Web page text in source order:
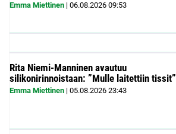
Emma Miettinen | 06.08.2026 09:53
Rita Niemi-Manninen avautuu
silikonirinnoistaan: ”Mulle laitettiin tissit”
Emma Miettinen | 05.08.2026 23:43